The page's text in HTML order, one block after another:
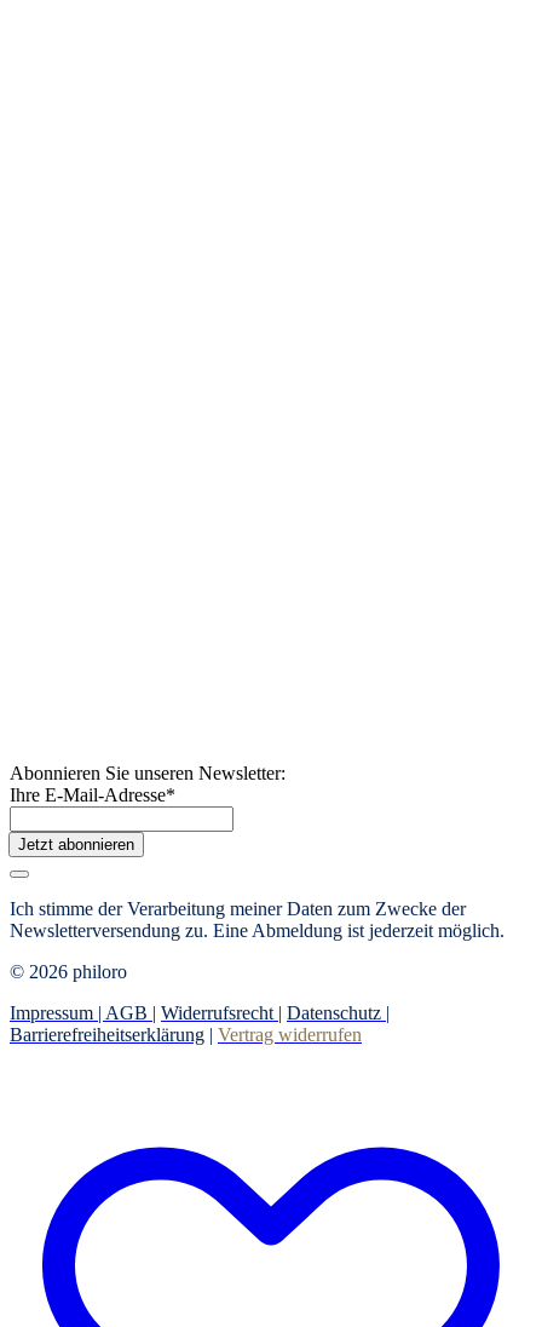
Abonnieren Sie unseren Newsletter:
Ihre E-Mail-Adresse*
Jetzt abonnieren
Ich stimme der Verarbeitung meiner Daten zum Zwecke der
Newsletterversendung zu. Eine Abmeldung ist jederzeit möglich.
© 2026 philoro
Impressum | AGB | Widerrufsrecht | Datenschutz |
Barrierefreiheitserklärung | Vertrag widerrufen